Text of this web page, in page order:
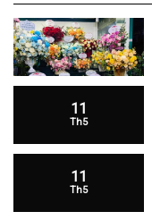
11
Th5
11
Th5